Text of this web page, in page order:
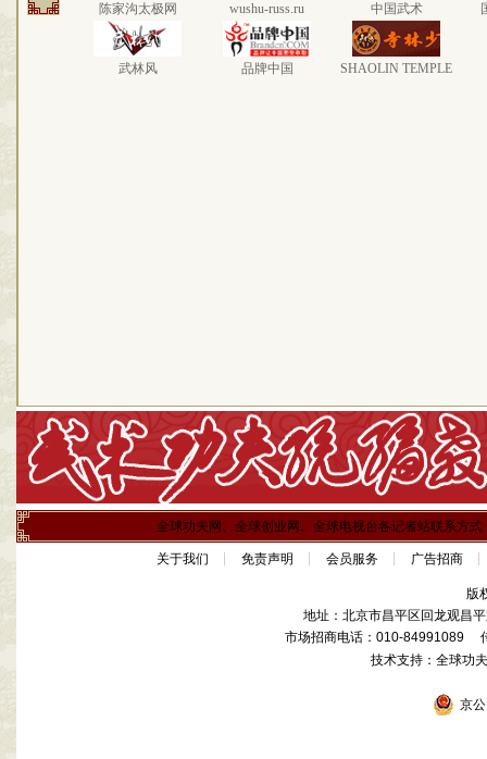
陈家沟太极网 wushu-russ.ru 中国武术
武林风 品牌中国 SHAOLIN TEMPLE
全球功夫网、全球创业网、全球电视台各记者站联系方式
关于我们 免责声明 会员服务 广告招商
版
地址：北京市昌平区回龙观昌
市场招商电话：010-84991089
技术支持：全球
京公